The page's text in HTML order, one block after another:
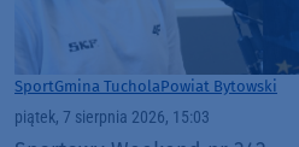
SportGmina TucholaPowiat Bytowski
piątek, 7 sierpnia 2026, 15:03